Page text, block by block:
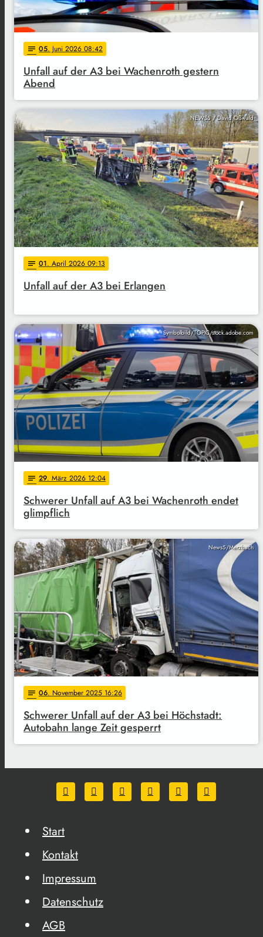
notes 05. Juni 2026 08:42
Unfall auf der A3 bei Wachenroth gestern
Abend
NEWS5 / David Oßwald
notes 01. April 2026 09:13
Unfall auf der A3 bei Erlangen
Symbolbild/TOPIC/stock.adobe.com
notes 29. März 2026 12:04
Schwerer Unfall auf A3 bei Wachenroth endet
glimpflich
News5/Merzbach
notes 06. November 2025 16:26
Schwerer Unfall auf der A3 bei Höchstadt:
Autobahn lange Zeit gesperrt
Start
Kontakt
Impressum
Datenschutz
AGB